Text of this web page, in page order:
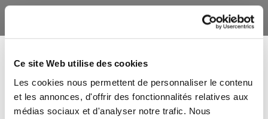
Ce site Web utilise des cookies
Les cookies nous permettent de personnaliser le contenu
et les annonces, d'offrir des fonctionnalités relatives aux
médias sociaux et d'analyser notre trafic. Nous